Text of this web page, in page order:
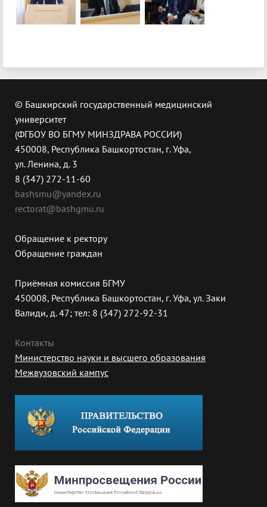
© Башкирский государственный медицинский
университет
(ФГБОУ ВО БГМУ МИНЗДРАВА РОССИИ)
450008, Республика Башкортостан, г. Уфа,
ул. Ленина, д. 3
8 (347) 272-11-60
bashsmu@yandex.ru
rectorat@bashgmu.ru
Обращение к ректору
Обращение граждан
Приёмная комиссия БГМУ
450008, Республика Башкортостан, г. Уфа, ул. Заки
Валиди, д. 47; тел: 8 (347) 272-92-31
Контакты
Министерство науки и высшего образования
Межвузовский кампус